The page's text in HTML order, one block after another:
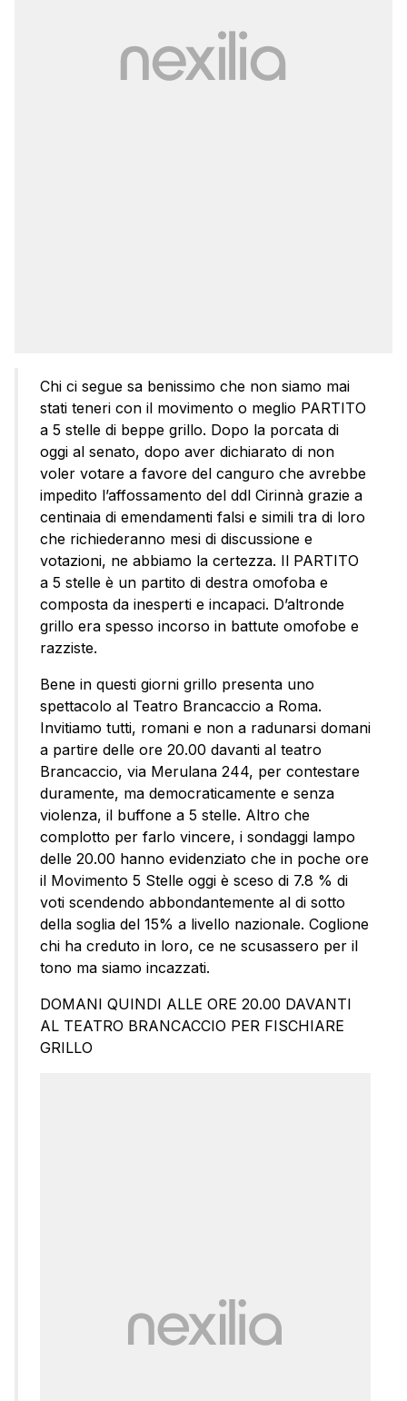
Chi ci segue sa benissimo che non siamo mai
stati teneri con il movimento o meglio PARTITO
a 5 stelle di beppe grillo. Dopo la porcata di
oggi al senato, dopo aver dichiarato di non
voler votare a favore del canguro che avrebbe
impedito l’affossamento del ddl Cirinnà grazie a
centinaia di emendamenti falsi e simili tra di loro
che richiederanno mesi di discussione e
votazioni, ne abbiamo la certezza. Il PARTITO
a 5 stelle è un partito di destra omofoba e
composta da inesperti e incapaci. D’altronde
grillo era spesso incorso in battute omofobe e
razziste.
Bene in questi giorni grillo presenta uno
spettacolo al Teatro Brancaccio a Roma.
Invitiamo tutti, romani e non a radunarsi domani
a partire delle ore 20.00 davanti al teatro
Brancaccio, via Merulana 244, per contestare
duramente, ma democraticamente e senza
violenza, il buffone a 5 stelle. Altro che
complotto per farlo vincere, i sondaggi lampo
delle 20.00 hanno evidenziato che in poche ore
il Movimento 5 Stelle oggi è sceso di 7.8 % di
voti scendendo abbondantemente al di sotto
della soglia del 15% a livello nazionale. Coglione
chi ha creduto in loro, ce ne scusassero per il
tono ma siamo incazzati.
DOMANI QUINDI ALLE ORE 20.00 DAVANTI
AL TEATRO BRANCACCIO PER FISCHIARE
GRILLO